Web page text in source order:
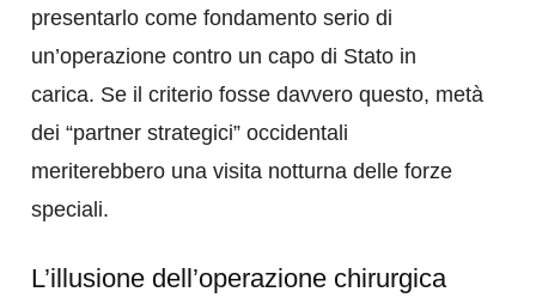
presentarlo come fondamento serio di
un’operazione contro un capo di Stato in
carica. Se il criterio fosse davvero questo, metà
dei “partner strategici” occidentali
meriterebbero una visita notturna delle forze
speciali.
L’illusione dell’operazione chirurgica